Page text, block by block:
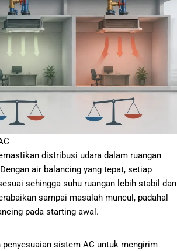
distribusi udara dalam ruangan
air balancing yang tepat, setiap
sehingga suhu ruangan lebih stabil dan
sampai masalah muncul, padahal
pada starting awal.
sistem AC untuk mengirim